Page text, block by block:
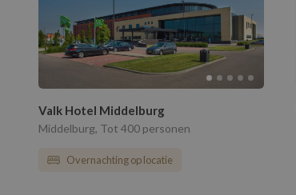
Valk Hotel Middelburg
Middelburg, Tot 400 personen
Overnachting op locatie